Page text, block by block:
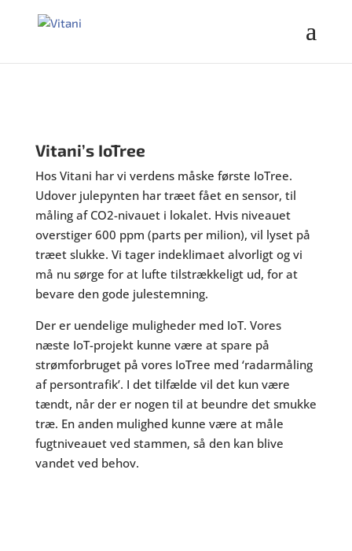
Vitani’s IoTree
Hos Vitani har vi verdens måske første IoTree.
Udover julepynten har træet fået en sensor, til
måling af CO2-nivauet i lokalet. Hvis niveauet
overstiger 600 ppm (parts per milion), vil lyset på
træet slukke. Vi tager indeklimaet alvorligt og vi
må nu sørge for at lufte tilstrækkeligt ud, for at
bevare den gode julestemning.
Der er uendelige muligheder med IoT. Vores
næste IoT-projekt kunne være at spare på
strømforbruget på vores IoTree med ‘radarmåling
af persontrafik’. I det tilfælde vil det kun være
tændt, når der er nogen til at beundre det smukke
træ. En anden mulighed kunne være at måle
fugtniveauet ved stammen, så den kan blive
vandet ved behov.